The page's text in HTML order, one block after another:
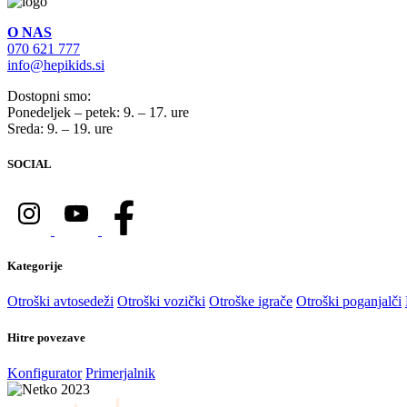
O NAS
070 621 777
info@hepikids.si
Dostopni smo:
Ponedeljek – petek: 9. – 17. ure
Sreda: 9. – 19. ure
SOCIAL
Kategorije
Otroški avtosedeži Otroški vozički Otroške igrače Otroški poganjalči
Hitre povezave
Konfigurator Primerjalnik